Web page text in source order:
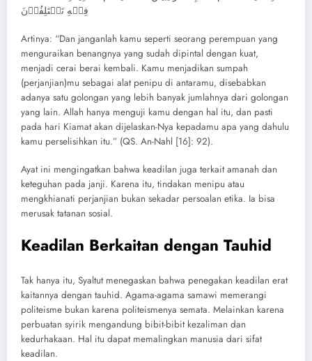
فِيۡهِ تَخۡتَلِفُوۡنَ
Artinya: “Dan janganlah kamu seperti seorang perempuan yang
menguraikan benangnya yang sudah dipintal dengan kuat,
menjadi cerai berai kembali. Kamu menjadikan sumpah
(perjanjian)mu sebagai alat penipu di antaramu, disebabkan
adanya satu golongan yang lebih banyak jumlahnya dari golongan
yang lain. Allah hanya menguji kamu dengan hal itu, dan pasti
pada hari Kiamat akan dijelaskan-Nya kepadamu apa yang dahulu
kamu perselisihkan itu.” (QS. An-Nahl [16]: 92).
Ayat ini mengingatkan bahwa keadilan juga terkait amanah dan
keteguhan pada janji. Karena itu, tindakan menipu atau
mengkhianati perjanjian bukan sekadar persoalan etika. Ia bisa
merusak tatanan sosial.
Keadilan Berkaitan dengan Tauhid
Tak hanya itu, Syaltut menegaskan bahwa penegakan keadilan erat
kaitannya dengan tauhid. Agama-agama samawi memerangi
politeisme bukan karena politeismenya semata. Melainkan karena
perbuatan syirik mengandung bibit-bibit kezaliman dan
kedurhakaan. Hal itu dapat memalingkan manusia dari sifat
keadilan.